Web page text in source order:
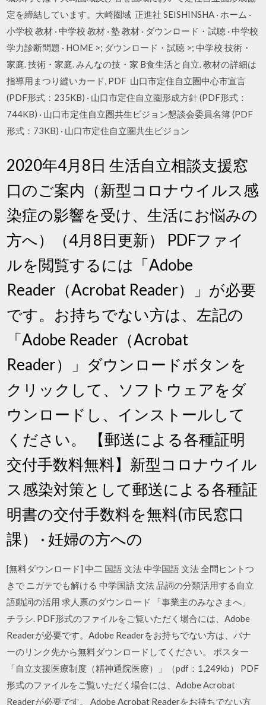
定を締結しています。大崎圏域 正進社 SEISHINSHA · ホーム ·
小学校 教材 · 中学校 教材 · 塾 教材 · ダウンロード・試聴 · 中学校
学力診断問題 · HOME >; ダウンロード・試聴 >; 中学校 技術・
家庭. 技術・家庭. みんなの技・家 B食生活と自立. 教材の詳細は
指導用まつり縫いカード, PDF 山口市定住自立圏中心市宣言
(PDF形式：235KB) · 山口市定住自立圏形成方針 (PDF形式：
744KB) · 山口市定住自立圏共生ビジョン懇談会委員名簿 (PDF
形式：73KB) · 山口市定住自立圏共生ビジョン
2020年4月8日 生活自立相談支援窓
口のご案内（新型コロナウイルス感
染症の影響を受け、生活にお悩みの
方へ）（4月8日更新） PDFファイ
ルを閲覧するには「Adobe
Reader（Acrobat Reader）」が必要
です。お持ちでない方は、左記の
「Adobe Reader（Acrobat
Reader）」ダウンロードボタンを
クリックして、ソフトウェアをダ
ウンロードし、インストールして
ください。 【郵送による各種証明
交付手数料無料】新型コロナウイル
ス感染対策として郵送による各種証
明書の交付手数料を無料(市民窓口
課） · 妊婦の方への
[無料ダウンロード] 中二 国語 文法 中学国語 文法 全問ヒントつ
きで ニガテでも解ける 中学国語 文法 品詞の分類活用する自立
語動詞の活用 求人票のダウンロード 「事業主のみなさまへ」
チラシ. PDF形式のファイルをご覧いただく場合には、Adobe
Readerが必要です。Adobe Readerをお持ちでない方は、バナ
ーのリンク先から無料ダウンロードしてください。 ポスター
「自立支援医療制度（精神通院医療）」（pdf：1,249kb） PDF
形式のファイルをご覧いただく場合には、Adobe Acrobat
Readerが必要です。 Adobe Acrobat Readerをお持ちでない方